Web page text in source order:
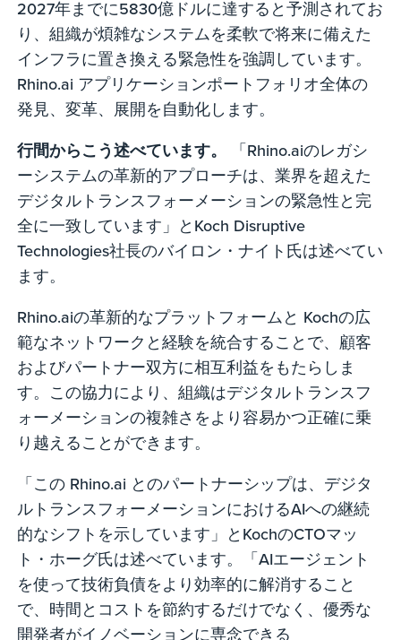
2027年までに5830億ドルに達すると予測されてお
り、組織が煩雑なシステムを柔軟で将来に備えた
インフラに置き換える緊急性を強調しています。
Rhino.ai アプリケーションポートフォリオ全体の
発見、変革、展開を自動化します。
行間からこう述べています。
「Rhino.aiのレガシ
ーシステムの革新的アプローチは、業界を超えた
デジタルトランスフォーメーションの緊急性と完
全に一致しています」とKoch Disruptive
Technologies社長のバイロン・ナイト氏は述べてい
ます。
Rhino.aiの革新的なプラットフォームと Kochの広
範なネットワークと経験を統合することで、顧客
およびパートナー双方に相互利益をもたらしま
す。この協力により、組織はデジタルトランスフ
ォーメーションの複雑さをより容易かつ正確に乗
り越えることができます。
「この Rhino.ai とのパートナーシップは、デジタ
ルトランスフォーメーションにおけるAIへの継続
的なシフトを示しています」とKochのCTOマッ
ト・ホーグ氏は述べています。「AIエージェント
を使って技術負債をより効率的に解消すること
で、時間とコストを節約するだけでなく、優秀な
開発者がイノベーションに専念できる